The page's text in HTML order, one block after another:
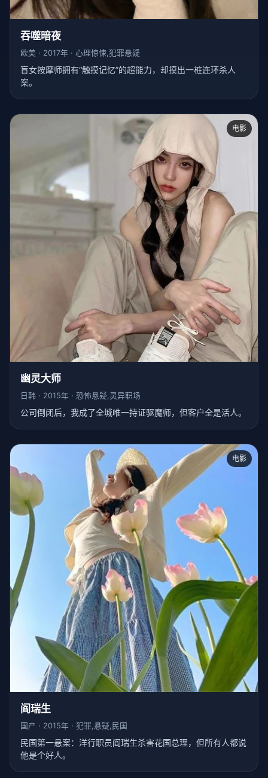
吞噬暗夜
欧美 · 2017年 · 心理惊悚,犯罪悬疑
盲女按摩师拥有“触摸记忆”的超能力，却摸出一桩连环杀人
案。
电影
幽灵大师
日韩 · 2015年 · 恐怖悬疑,灵异职场
公司倒闭后，我成了全城唯一持证驱魔师，但客户全是活人。
电影
阎瑞生
国产 · 2015年 · 犯罪,悬疑,民国
民国第一悬案：洋行职员阎瑞生杀害花国总理，但所有人都说
他是个好人。